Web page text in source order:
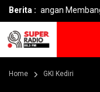
Berita : Membangun
Home GKI Kediri